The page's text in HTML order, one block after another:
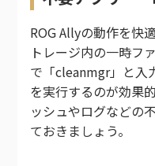
ROG Allyの動作を快
トレージ内の一時フ
で「cleanmgr」と入
を実行するのが効果
ッシュやログなどの
ておきましょう。